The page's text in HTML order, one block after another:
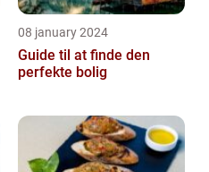
08 january 2024
Guide til at finde den
perfekte bolig